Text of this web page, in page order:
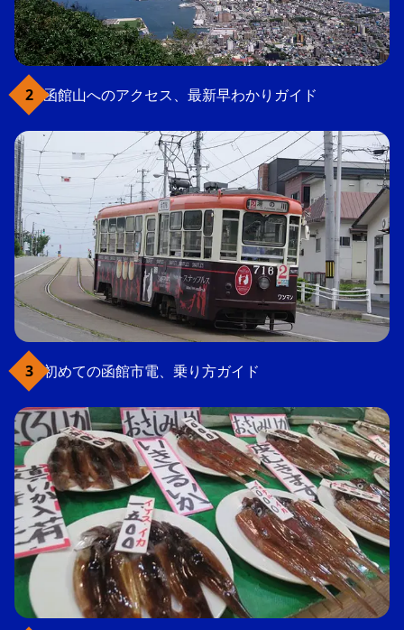
函館山へのアクセス、最新早わかりガイド
初めての函館市電、乗り方ガイド